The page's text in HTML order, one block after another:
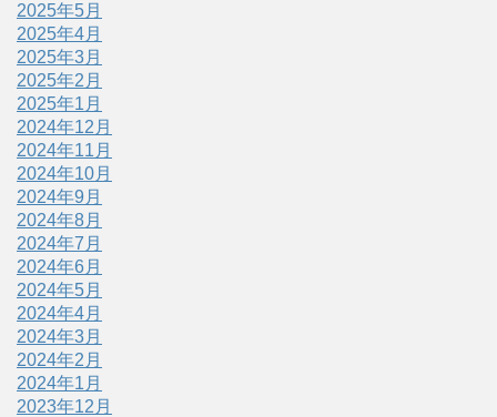
2025年5月
2025年4月
2025年3月
2025年2月
2025年1月
2024年12月
2024年11月
2024年10月
2024年9月
2024年8月
2024年7月
2024年6月
2024年5月
2024年4月
2024年3月
2024年2月
2024年1月
2023年12月